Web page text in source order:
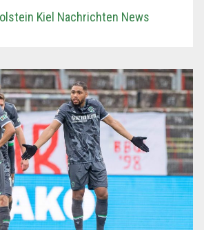
Kiel Nachrichten News